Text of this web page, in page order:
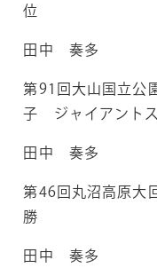
位
田中 奏多
第91回大山国立公
子 ジャイアント
田中 奏多
第46回丸沼高原
勝
田中 奏多